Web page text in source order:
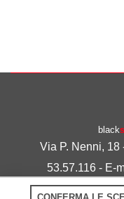
black
Via P. Nenni, 18
53.57.116 - E-
CONFERMA LE